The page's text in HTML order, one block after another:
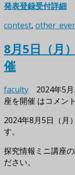
発表登録受付詳細
contest,
8月5日（月
催
faculty 2024年5
座を開催 はコメン
2024年8月5日（月
す。
探究情報ミニ講座
ださい。